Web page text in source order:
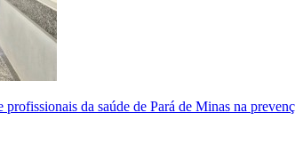
da saúde de Pará de Minas na